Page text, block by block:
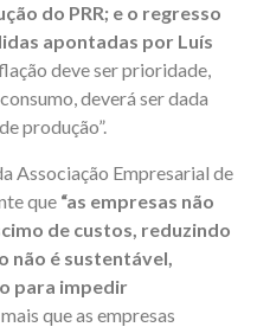
do PRR; e o regresso
apontadas por Luís
deve ser prioridade,
deverá ser dada
produção”.
Associação Empresarial de
que “as empresas não
de custos, reduzindo
não é sustentável,
para impedir
que as empresas